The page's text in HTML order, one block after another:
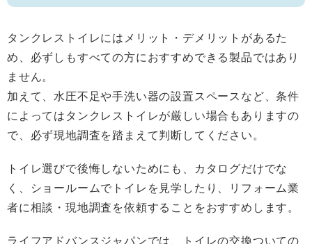
タンクレストイレにはメリット・デメリットがあるた
め、必ずしもすべての方におすすめできる製品ではあり
ません。
加えて、水圧不足や手洗い器の設置スペースなど、条件
によってはタンクレストイレが厳しい場合もありますの
で、必ず現地調査を踏まえて判断してください。
トイレ選びで後悔しないためにも、カタログだけでな
く、ショールームでトイレを見学したり、リフォーム業
者に相談・現地調査を依頼することをおすすめします。
ライフアドバンスジャパンでは、トイレの交換ついての